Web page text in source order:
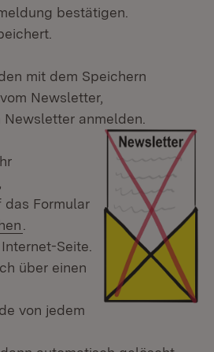
bestätigen.
mit dem Speichern
Newsletter,
anmelden.
das Formular
Seite.
über einen
von jedem